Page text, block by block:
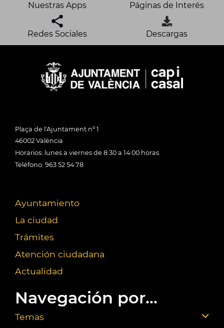
Nuestras Apps Páginas de Interés
Redes Sociales Descargas
Plaça de l'Ajuntament nº 1
46002 València
Horarios: lunes a viernes de 8:30 a 14:00 horas
Teléfono: 963 52 54 78
Ayuntamiento
La ciudad
Trámites
Atención ciudadana
Actualidad
Navegación por...
Temas